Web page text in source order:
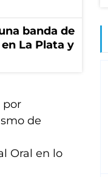
banda de
La Plata y
por
de
Oral en lo